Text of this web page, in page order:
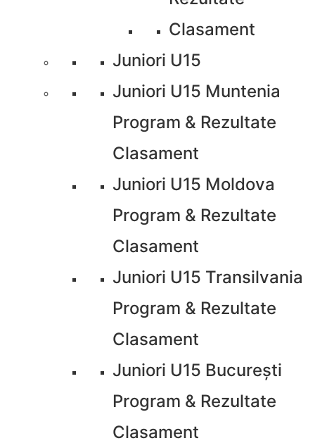
Clasament
Juniori U15
Juniori U15 Muntenia
Program & Rezultate
Clasament
Juniori U15 Moldova
Program & Rezultate
Clasament
Juniori U15 Transilvania
Program & Rezultate
Clasament
Juniori U15 București
Program & Rezultate
Clasament